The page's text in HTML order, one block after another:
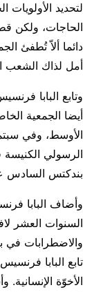
لتحديد
الحاجات، ولكن
دائما ألاّ تُطفئ
أمل لذاك الشعب
وتابع البابا
أيضا الجمعية
الأوسط، وفي
الرسولي
بندكتس السادس
وأضاف البابا
السنوات العشر
والاضطرابات في
تابع البابا
الأخوّة